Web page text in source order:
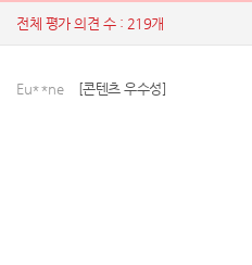
전체 평가 의견 수 : 219개
Eu**ne [콘텐츠 우수성]